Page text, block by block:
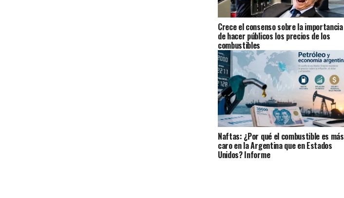
Crece el consenso sobre la importancia
de hacer públicos los precios de los
combustibles
Naftas: ¿Por qué el combustible es más
caro en la Argentina que en Estados
Unidos? Informe